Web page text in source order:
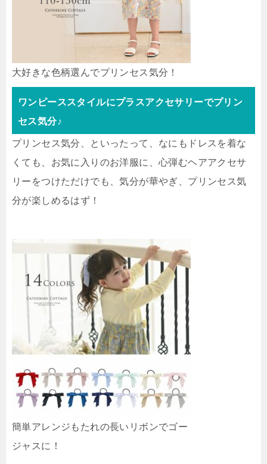
大好きな色柄選んでプリンセス気分！
ワンピーススタイルにプラスアクセサリーでプリン
セス気分♪
プリンセス気分、といったって、なにもドレスを着な
くても、お気に入りのお洋服に、心弾むヘアアクセサ
リーをつけただけでも、気分が華やぎ、プリンセス気
分が楽しめるはず！
簡単アレンジもたれの長いリボンでゴー
ジャスに！